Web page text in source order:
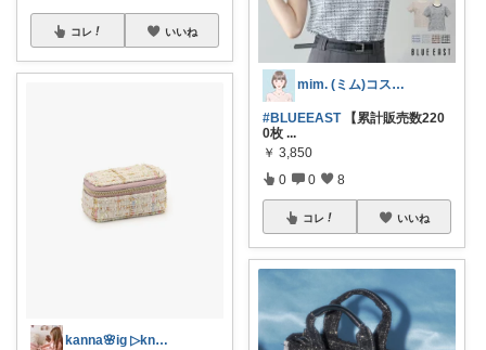
コレ いいね
kanna🌸ig ▷knn.room
mim. (ミム)コスメ服暮らし☘️
#BLUEEAST【累計販売数220
0枚 ...
￥ 3,850
0 0 8
コレ いいね